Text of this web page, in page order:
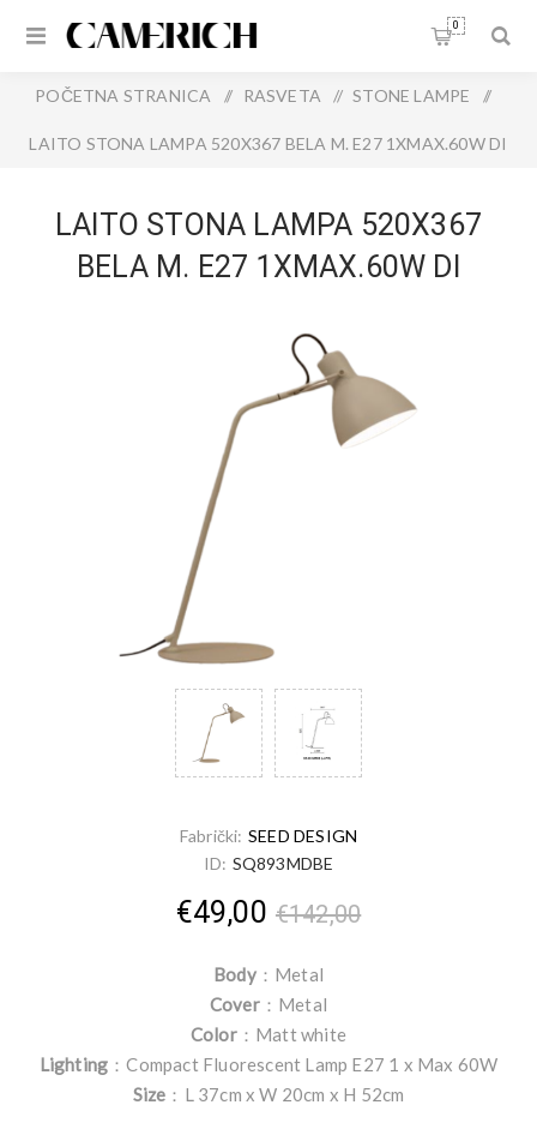
0
POČETNA STRANICA / RASVETA / STONE LAMPE /
LAITO STONA LAMPA 520X367 BELA M. E27 1XMAX.60W DI
LAITO STONA LAMPA 520X367
BELA M. E27 1XMAX.60W DI
Fabrički: SEED DESIGN
ID: SQ893MDBE
€49,00 €142,00
Body：Metal
Cover：Metal
Color：Matt white
Lighting ：Compact Fluorescent Lamp E27 1 x Max 60W
Size ：L 37cm x W 20cm x H 52cm